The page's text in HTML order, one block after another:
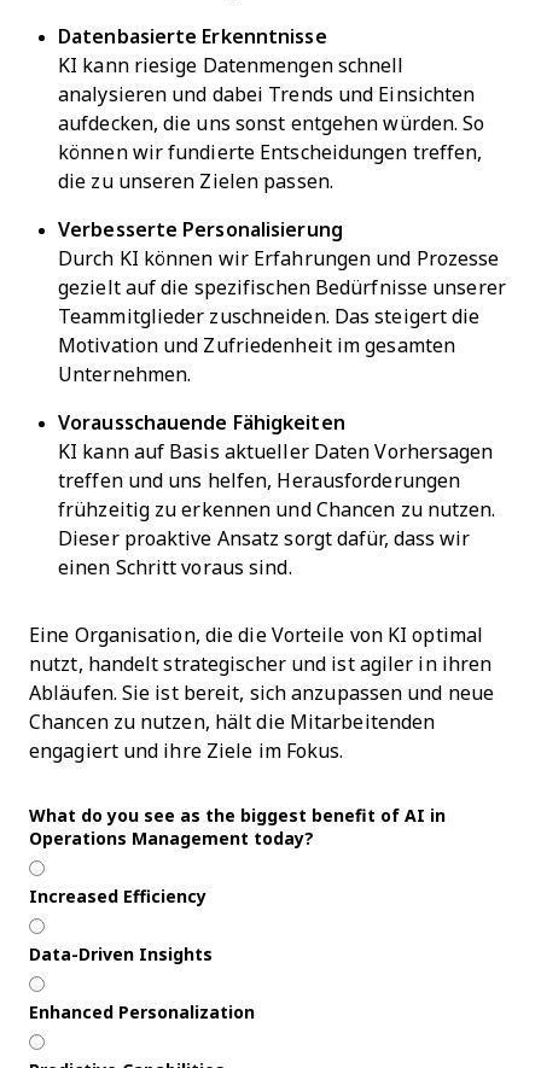
Datenbasierte Erkenntnisse
KI kann riesige Datenmengen schnell
analysieren und dabei Trends und Einsichten
aufdecken, die uns sonst entgehen würden. So
können wir fundierte Entscheidungen treffen,
die zu unseren Zielen passen.
Verbesserte Personalisierung
Durch KI können wir Erfahrungen und Prozesse
gezielt auf die spezifischen Bedürfnisse unserer
Teammitglieder zuschneiden. Das steigert die
Motivation und Zufriedenheit im gesamten
Unternehmen.
Vorausschauende Fähigkeiten
KI kann auf Basis aktueller Daten Vorhersagen
treffen und uns helfen, Herausforderungen
frühzeitig zu erkennen und Chancen zu nutzen.
Dieser proaktive Ansatz sorgt dafür, dass wir
einen Schritt voraus sind.
Eine Organisation, die die Vorteile von KI optimal
nutzt, handelt strategischer und ist agiler in ihren
Abläufen. Sie ist bereit, sich anzupassen und neue
Chancen zu nutzen, hält die Mitarbeitenden
engagiert und ihre Ziele im Fokus.
What do you see as the biggest benefit of AI in
Operations Management today?
Increased Efficiency
Data-Driven Insights
Enhanced Personalization